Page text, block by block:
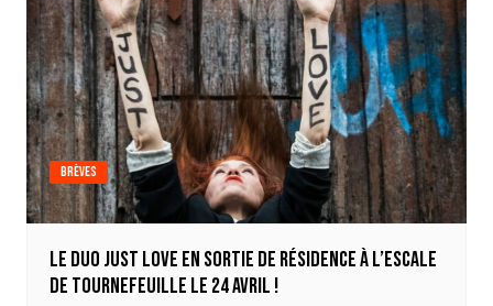
Brèves
Le duo Just Love en sortie de résidence à L’escale
de Tournefeuille le 24 avril !